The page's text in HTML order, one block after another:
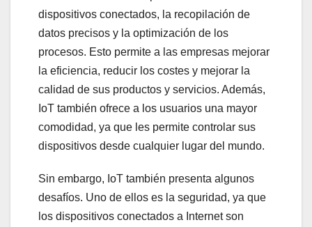
dispositivos conectados, la recopilación de
datos precisos y la optimización de los
procesos. Esto permite a las empresas mejorar
la eficiencia, reducir los costes y mejorar la
calidad de sus productos y servicios. Además,
IoT también ofrece a los usuarios una mayor
comodidad, ya que les permite controlar sus
dispositivos desde cualquier lugar del mundo.
Sin embargo, IoT también presenta algunos
desafíos. Uno de ellos es la seguridad, ya que
los dispositivos conectados a Internet son